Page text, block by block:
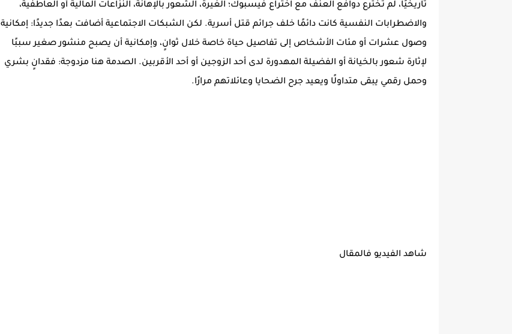
تاريخيًا، لم تُخترع دوافع العنف مع اختراع فيسبوك؛ الغيرة، الشعور بالإهانة، النزاعات المالية أو العاطفية،
والاضطرابات النفسية كانت دائمًا خلف جرائم قتل أسرية. لكن الشبكات الاجتماعية أضافت بعدًا جديدًا: إمكانية
وصول عشرات أو مئات الأشخاص إلى تفاصيل حياة خاصة خلال ثوانٍ، وإمكانية أن يصبح منشور صغير سببًا
لإثارة شعور بالخيانة أو الفضيلة المهدورة لدى أحد الزوجين أو أحد الأقربين. الصدمة هنا مزدوجة: فقدانٍ بشري
وحمل رقمي يبقى متداولًا ويعيد جرح الضحايا وعائلاتهم مرارًا.
شاهد الفيديو فالمقال